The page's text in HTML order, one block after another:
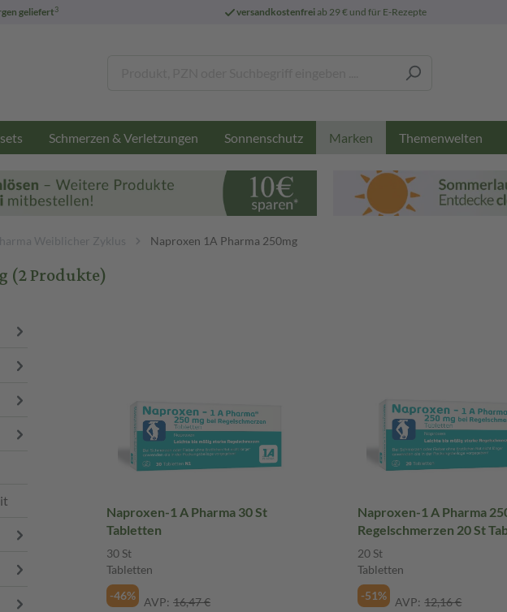
geliefert3 versandkostenfreiab 29 € und für E-Rezepte
Schmerzen & Verletzungen Sonnenschutz Marken Themenwelten
Weiblicher Zyklus Naproxen 1A Pharma 250mg
(2 Produkte)
Naproxen-1 A Pharma 30 St
Tabletten
30 St
Tabletten
-46%
AVP: 16,47 €
Naproxen-1 A Pharma
Regelschmerzen 20 St
20 St
Tabletten
-51%
AVP: 12,16 €